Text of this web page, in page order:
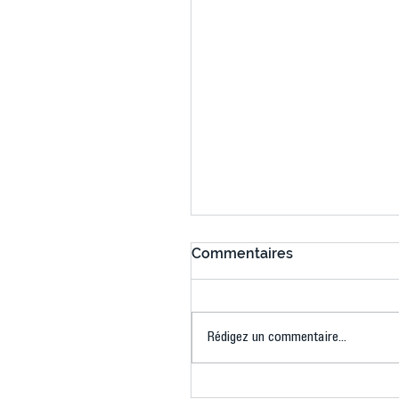
Commentaires
Rédigez un commentaire...